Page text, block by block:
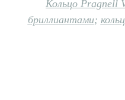
Кольцо Pragnell
бриллиантами;